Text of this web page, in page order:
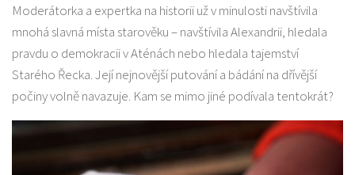
Moderátorka a expertka na historii už v minulosti navštívila
mnohá slavná místa starověku – navštívila Alexandrii, hledala
pravdu o demokracii v Aténách nebo hledala tajemství
Starého Řecka. Její nejnovější putování a bádání na dřívější
počiny volně navazuje. Kam se mimo jiné podívala tentokrát?